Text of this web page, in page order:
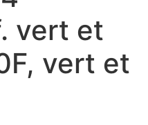
vert et
vert et